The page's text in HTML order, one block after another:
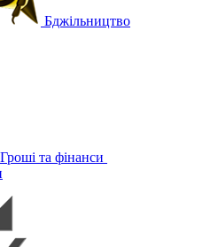
Бджільництво
Гроші та фінанси